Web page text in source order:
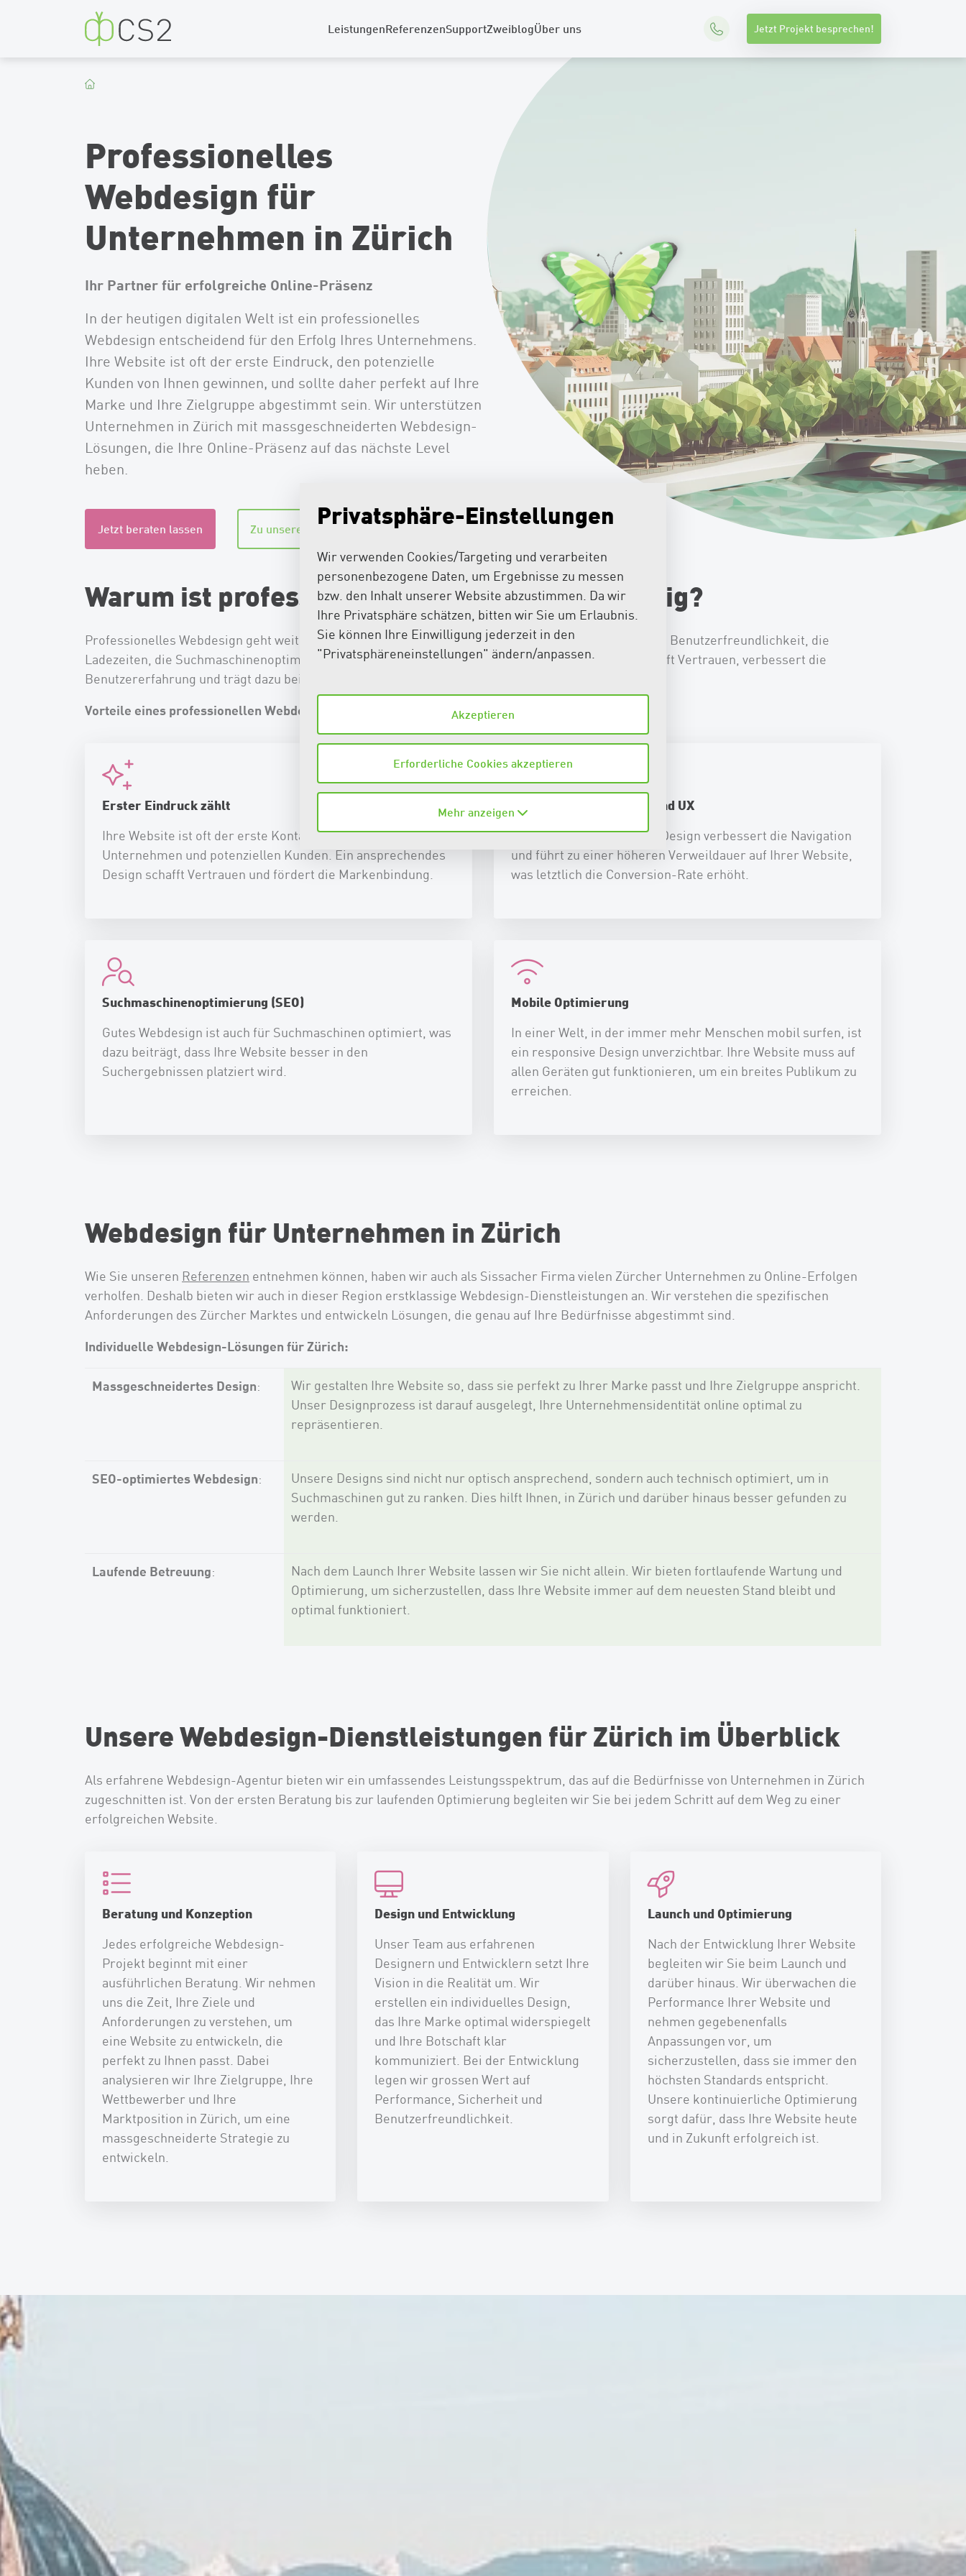
Privatsphäre-Einstellungen
Wir verwenden Cookies/Targeting und verarbeiten
personenbezogene Daten, um Ergebnisse zu messen
bzw. den Inhalt unserer Website abzustimmen. Da wir
Ihre Privatsphäre schätzen, bitten wir Sie um Erlaubnis.
Sie können Ihre Einwilligung jederzeit in den
"Privatsphäreneinstellungen" ändern/anpassen.
Akzeptieren
Erforderliche Cookies akzeptieren
Mehr anzeigen
CS2
LeistungenReferenzenSupportZweiblogÜber uns Jetzt Projekt besprechen!
Professionelles
Webdesign für
Unternehmen in Zürich
Ihr Partner für erfolgreiche Online-Präsenz
In der heutigen digitalen Welt ist ein professionelles
Webdesign entscheidend für den Erfolg Ihres Unternehmens.
Ihre Website ist oft der erste Eindruck, den potenzielle
Kunden von Ihnen gewinnen, und sollte daher perfekt auf Ihre
Marke und Ihre Zielgruppe abgestimmt sein. Wir unterstützen
Unternehmen in Zürich mit massgeschneiderten Webdesign-
Lösungen, die Ihre Online-Präsenz auf das nächste Level
heben.
Jetzt beraten lassen Zu unseren Referenzen
Warum ist professionelles Webdesign so wichtig?
Professionelles Webdesign geht weit über das blosse Aussehen Ihrer Website hinaus. Es umfasst die Benutzerfreundlichkeit, die
Ladezeiten, die Suchmaschinenoptimierung (SEO) und vieles mehr. Eine gut gestaltete Website schafft Vertrauen, verbessert die
Benutzererfahrung und trägt dazu bei, Ihre Geschäftsziele zu erreichen.
Vorteile eines professionellen Webdesigns:
Erster Eindruck zählt
Ihre Website ist oft der erste Kontaktpunkt zwischen Ihrem
Unternehmen und potenziellen Kunden. Ein ansprechendes
Design schafft Vertrauen und fördert die Markenbindung.
Benutzerfreundlichkeit und UX
Ein benutzerfreundliches Design verbessert die Navigation
und führt zu einer höheren Verweildauer auf Ihrer Website,
was letztlich die Conversion-Rate erhöht.
Suchmaschinenoptimierung (SEO)
Gutes Webdesign ist auch für Suchmaschinen optimiert, was
dazu beiträgt, dass Ihre Website besser in den
Suchergebnissen platziert wird.
Mobile Optimierung
In einer Welt, in der immer mehr Menschen mobil surfen, ist
ein responsive Design unverzichtbar. Ihre Website muss auf
allen Geräten gut funktionieren, um ein breites Publikum zu
erreichen.
Webdesign für Unternehmen in Zürich
Wie Sie unseren Referenzen entnehmen können, haben wir auch als Sissacher Firma vielen Zürcher Unternehmen zu Online-Erfolgen
verholfen. Deshalb bieten wir auch in dieser Region erstklassige Webdesign-Dienstleistungen an. Wir verstehen die spezifischen
Anforderungen des Zürcher Marktes und entwickeln Lösungen, die genau auf Ihre Bedürfnisse abgestimmt sind.
Individuelle Webdesign-Lösungen für Zürich:
Massgeschneidertes Design:
Wir gestalten Ihre Website so, dass sie perfekt zu Ihrer Marke passt und Ihre Zielgruppe anspricht.
Unser Designprozess ist darauf ausgelegt, Ihre Unternehmensidentität online optimal zu
repräsentieren.
SEO-optimiertes Webdesign:
Unsere Designs sind nicht nur optisch ansprechend, sondern auch technisch optimiert, um in
Suchmaschinen gut zu ranken. Dies hilft Ihnen, in Zürich und darüber hinaus besser gefunden zu
werden.
Laufende Betreuung:
Nach dem Launch Ihrer Website lassen wir Sie nicht allein. Wir bieten fortlaufende Wartung und
Optimierung, um sicherzustellen, dass Ihre Website immer auf dem neuesten Stand bleibt und
optimal funktioniert.
Unsere Webdesign-Dienstleistungen für Zürich im Überblick
Als erfahrene Webdesign-Agentur bieten wir ein umfassendes Leistungsspektrum, das auf die Bedürfnisse von Unternehmen in Zürich
zugeschnitten ist. Von der ersten Beratung bis zur laufenden Optimierung begleiten wir Sie bei jedem Schritt auf dem Weg zu einer
erfolgreichen Website.
Beratung und Konzeption
Jedes erfolgreiche Webdesign-
Projekt beginnt mit einer
ausführlichen Beratung. Wir nehmen
uns die Zeit, Ihre Ziele und
Anforderungen zu verstehen, um
eine Website zu entwickeln, die
perfekt zu Ihnen passt. Dabei
analysieren wir Ihre Zielgruppe, Ihre
Wettbewerber und Ihre
Marktposition in Zürich, um eine
massgeschneiderte Strategie zu
entwickeln.
Design und Entwicklung
Unser Team aus erfahrenen
Designern und Entwicklern setzt Ihre
Vision in die Realität um. Wir
erstellen ein individuelles Design,
das Ihre Marke optimal widerspiegelt
und Ihre Botschaft klar
kommuniziert. Bei der Entwicklung
legen wir grossen Wert auf
Performance, Sicherheit und
Benutzerfreundlichkeit.
Launch und Optimierung
Nach der Entwicklung Ihrer Website
begleiten wir Sie beim Launch und
darüber hinaus. Wir überwachen die
Performance Ihrer Website und
nehmen gegebenenfalls
Anpassungen vor, um
sicherzustellen, dass sie immer den
höchsten Standards entspricht.
Unsere kontinuierliche Optimierung
sorgt dafür, dass Ihre Website heute
und in Zukunft erfolgreich ist.